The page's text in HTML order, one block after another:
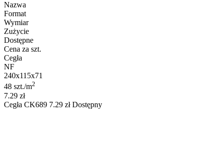
Nazwa
Format
Wymiar
Zużycie
Dostępne
Cena za szt.
Cegła
NF
240x115x71
48 szt./m2
7.29 zł
Cegła CK689 7.29 zł Dostępny